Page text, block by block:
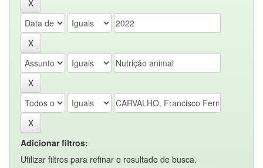
Adicionar filtros:
Utilizar filtros para refinar o resultado de busca.